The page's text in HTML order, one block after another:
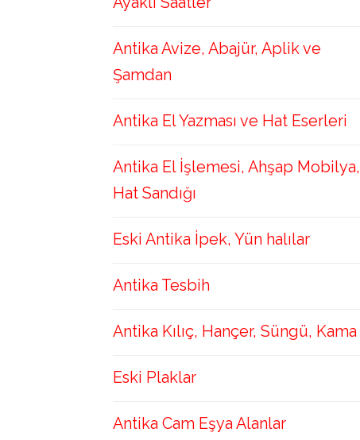
Antika Avize, Abajür, Aplik ve
Şamdan
Antika El Yazması ve Hat Eserleri
Antika El İşlemesi, Ahşap Mobilya,
Hat Sandığı
Eski Antika İpek, Yün halılar
Antika Tesbih
Antika Kılıç, Hançer, Süngü, Kama
Eski Plaklar
Antika Cam Eşya Alanlar